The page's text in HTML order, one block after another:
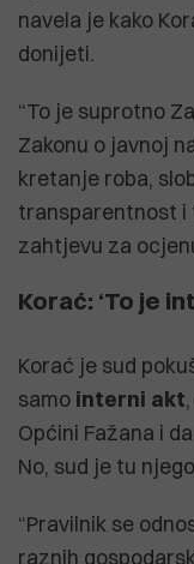
navela je kako
donijeti.
“To je suprotno
Zakonu o javnoj
kretanje roba,
transparentnost i
zahtjevu za
Korać: ‘To je
Korać je sud
samo interni akt
Općini Fažana i
No, sud je tu
“Pravilnik se
raznih